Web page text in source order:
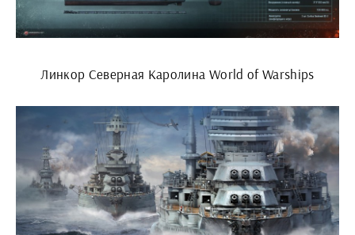
Линкор Северная Каролина World of Warships